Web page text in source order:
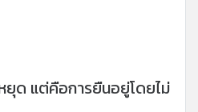
หยุด แต่คือการยืนอยู่โดยไม่